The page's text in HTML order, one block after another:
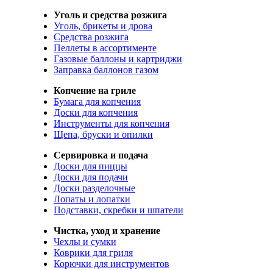
Уголь и средства розжига
Уголь, брикеты и дрова
Средства розжига
Пеллеты в ассортименте
Газовые баллоны и картриджи
Заправка баллонов газом
Копчение на гриле
Бумага для копчения
Доски для копчения
Инструменты для копчения
Щепа, бруски и опилки
Сервировка и подача
Доски для пиццы
Доски для подачи
Доски разделочные
Лопаты и лопатки
Подставки, скребки и шпатели
Чистка, уход и хранение
Чехлы и сумки
Коврики для гриля
Корючки для инструментов